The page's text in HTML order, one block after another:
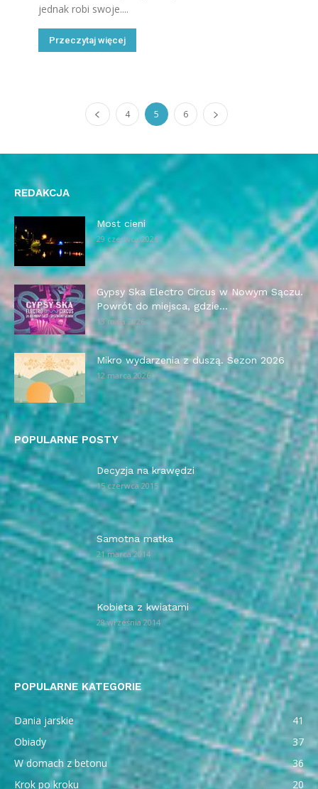
jednak robi swoje....
Przeczytaj więcej
4 5 6
REDAKCJA
Most cieni
29 czerwca 2026
Gypsy Ska Electro Circus w Nowym Sączu.
Powrót do miejsca, gdzie...
13 maja 2026
Mikro wydarzenia z duszą. Sezon 2026
12 marca 2026
POPULARNE POSTY
Decyzja na krawędzi
15 czerwca 2015
Samotna matka
21 marca 2014
Kobieta z kwiatami
28 września 2014
POPULARNE KATEGORIE
Dania jarskie
41
Obiady
37
W domach z betonu
36
Krok po kroku
20